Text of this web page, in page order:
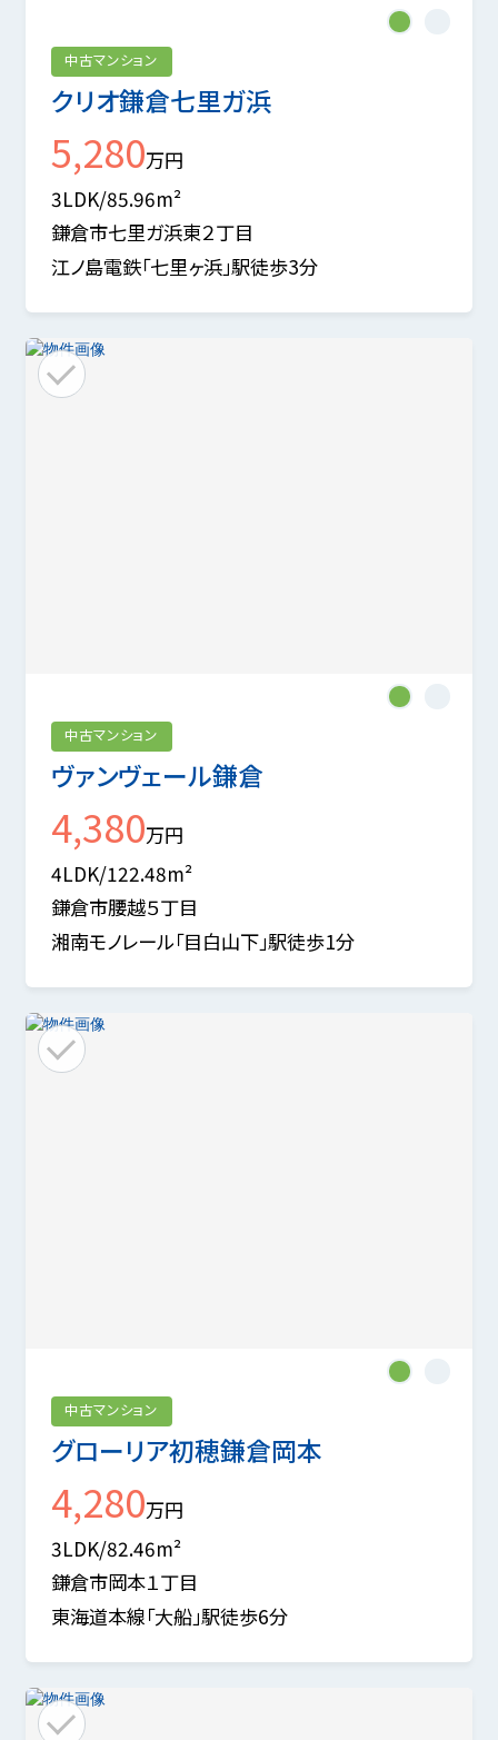
クリオ鎌倉七里ガ浜
中古マンション
5,280万円
3LDK/85.96m²
鎌倉市七里ガ浜東２丁目
江ノ島電鉄「七里ヶ浜」駅徒歩3分
ヴァンヴェール鎌倉
中古マンション
4,380万円
4LDK/122.48m²
鎌倉市腰越５丁目
湘南モノレール「目白山下」駅徒歩1分
グローリア初穂鎌倉岡本
中古マンション
4,280万円
3LDK/82.46m²
鎌倉市岡本１丁目
東海道本線「大船」駅徒歩6分